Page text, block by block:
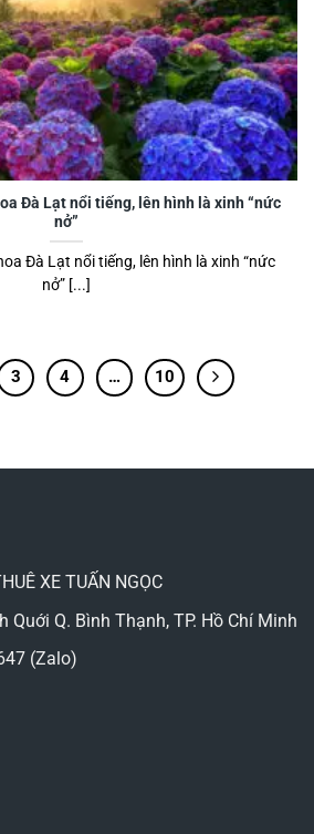
Đà Lạt nổi tiếng, lên hình là xinh “nức
nở”
Đà Lạt nổi tiếng, lên hình là xinh “nức
nở” [...]
3 4 … 10
XE TUẤN NGỌC
Quới Q. Bình Thạnh, TP. Hồ Chí Minh
(Zalo)